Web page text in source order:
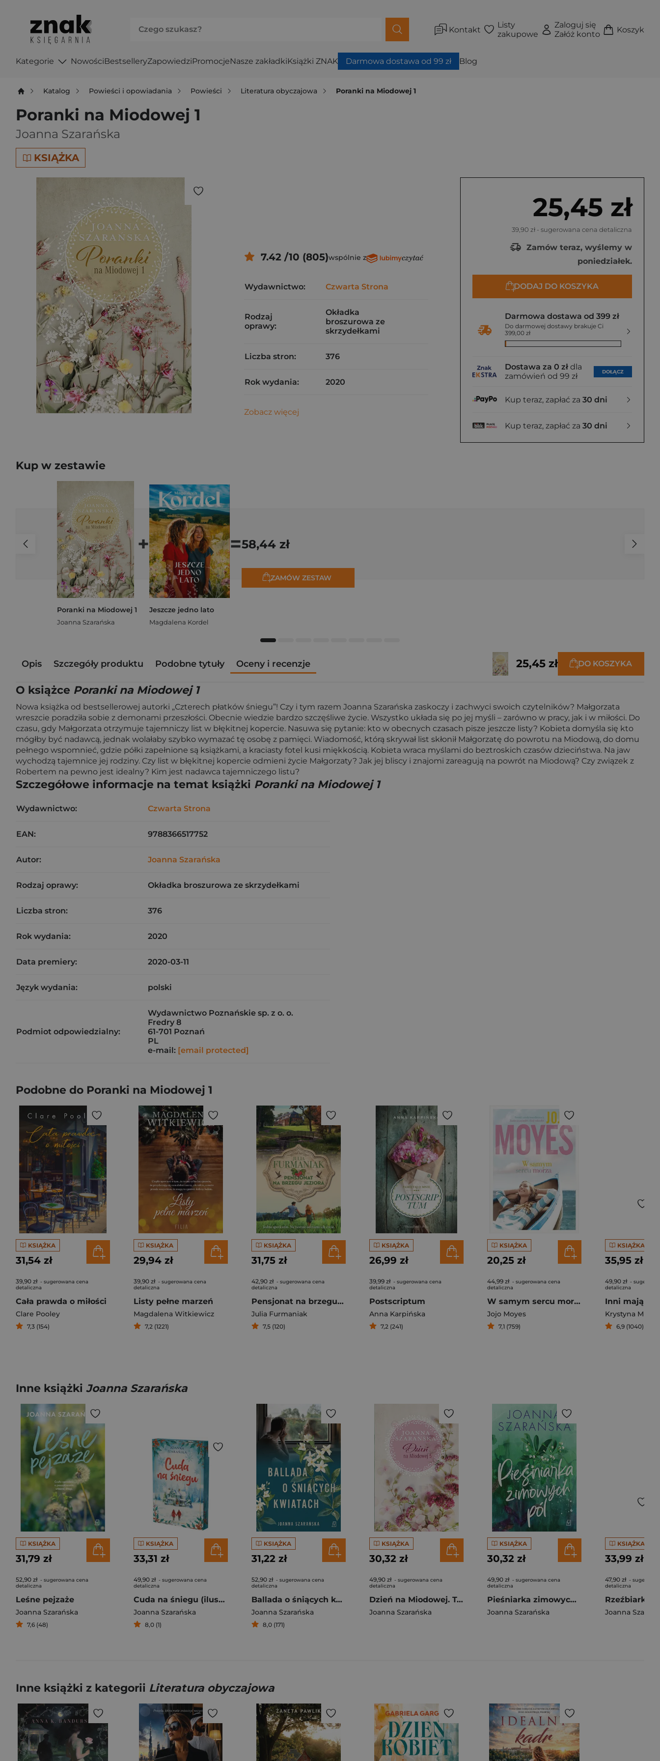
Kontakt
Listy
zakupowe
Zaloguj się
Załóż konto
Koszyk
Kategorie NowościBestselleryZapowiedziPromocjeNasze zakładkiKsiążki ZNAK Darmowa dostawa od 99 zł Blog
Katalog Powieści i opowiadania Powieści Literatura obyczajowa Poranki na Miodowej 1
Poranki na Miodowej 1
Joanna Szarańska
KSIĄŻKA
25,45 zł
39,90 zł - sugerowana cena detaliczna
Zamów teraz, wyślemy w
poniedziałek.
DODAJ DO KOSZYKA
Darmowa dostawa od 399 zł
Do darmowej dostawy brakuje Ci
399,00 zł
Dostawa za 0 zł dla
zamówień od 99 zł
DOŁĄCZ
Kup teraz, zapłać za 30 dni
Kup teraz, zapłać za 30 dni
7.42 /10 (805)wspólnie z
Wydawnictwo: Czwarta Strona
Rodzaj
oprawy:
Okładka
broszurowa ze
skrzydełkami
Liczba stron: 376
Rok wydania: 2020
Zobacz więcej
Kup w zestawie
Poranki na Miodowej 1
Joanna Szarańska
+
Jeszcze jedno lato
Magdalena Kordel
=58,44 zł
ZAMÓW ZESTAW
Opis Szczegóły produktu Podobne tytuły Oceny i recenzje 25,45 zł DO KOSZYKA
O książce Poranki na Miodowej 1
Nowa książka od bestsellerowej autorki „Czterech płatków śniegu”! Czy i tym razem Joanna Szarańska zaskoczy i zachwyci swoich czytelników? Małgorzata
wreszcie poradziła sobie z demonami przeszłości. Obecnie wiedzie bardzo szczęśliwe życie. Wszystko układa się po jej myśli – zarówno w pracy, jak i w miłości. Do
czasu, gdy Małgorzata otrzymuje tajemniczy list w błękitnej kopercie. Nasuwa się pytanie: kto w obecnych czasach pisze jeszcze listy? Kobieta domyśla się kto
mógłby być nadawcą, jednak wolałaby szybko wymazać tę osobę z pamięci. Wiadomość, którą skrywał list skłonił Małgorzatę do powrotu na Miodową, do domu
pełnego wspomnieć, gdzie półki zapełnione są książkami, a kraciasty fotel kusi miękkością. Kobieta wraca myślami do beztroskich czasów dzieciństwa. Na jaw
wychodzą tajemnice jej rodziny. Czy list w błękitnej kopercie odmieni życie Małgorzaty? Jak jej bliscy i znajomi zareagują na powrót na Miodową? Czy związek z
Robertem na pewno jest idealny? Kim jest nadawca tajemniczego listu?
Szczegółowe informacje na temat książki Poranki na Miodowej 1
Wydawnictwo: Czwarta Strona
EAN: 9788366517752
Autor: Joanna Szarańska
Rodzaj oprawy: Okładka broszurowa ze skrzydełkami
Liczba stron: 376
Rok wydania: 2020
Data premiery: 2020-03-11
Język wydania: polski
Podmiot odpowiedzialny:
Wydawnictwo Poznańskie sp. z o. o.
Fredry 8
61-701 Poznań
PL
e-mail: [email protected]
Podobne do Poranki na Miodowej 1
KSIĄŻKA
31,54 zł
39,90 zł - sugerowana cena
detaliczna
Cała prawda o miłości
Clare Pooley
7,3 (154)
KSIĄŻKA
29,94 zł
39,90 zł - sugerowana cena
detaliczna
Listy pełne marzeń
Magdalena Witkiewicz
7,2 (1221)
KSIĄŻKA
31,75 zł
42,90 zł - sugerowana cena
detaliczna
Pensjonat na brzegu jeziora
Julia Furmaniak
7,5 (120)
KSIĄŻKA
26,99 zł
39,99 zł - sugerowana cena
detaliczna
Postscriptum
Anna Karpińska
7,2 (241)
KSIĄŻKA
20,25 zł
44,99 zł - sugerowana cena
detaliczna
W samym sercu morza
Jojo Moyes
7,1 (759)
KSIĄŻKA
35,95 zł
49,90 zł -
detaliczna
Inni mają
Krystyna Mirek
6,9 (1040)
Inne książki Joanna Szarańska
KSIĄŻKA
31,79 zł
52,90 zł - sugerowana cena
detaliczna
Leśne pejzaże
Joanna Szarańska
7,6 (48)
KSIĄŻKA
33,31 zł
49,90 zł - sugerowana cena
detaliczna
Cuda na śniegu (ilustrowane brzegi)
Joanna Szarańska
8,0 (1)
KSIĄŻKA
31,22 zł
52,90 zł - sugerowana cena
detaliczna
Ballada o śniących kwiatach
Joanna Szarańska
8,0 (171)
KSIĄŻKA
30,32 zł
49,90 zł - sugerowana cena
detaliczna
Dzień na Miodowej. Tom 5
Joanna Szarańska
KSIĄŻKA
30,32 zł
49,90 zł - sugerowana cena
detaliczna
Pieśniarka zimowych pól. Leśne pejzaże. Tom 4
Joanna Szarańska
KSIĄŻKA
33,99 zł
47,90 zł -
detaliczna
Joanna
Inne książki z kategorii Literatura obyczajowa